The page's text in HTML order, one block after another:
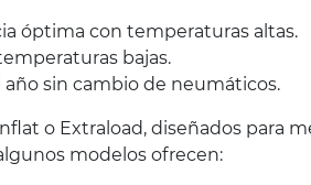
óptima con temperaturas altas.
bajas.
sin cambio de neumáticos.
o Extraload, diseñados para
modelos ofrecen: